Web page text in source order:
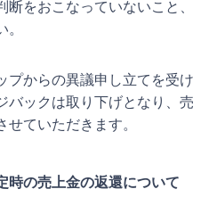
をおこなっていないこと、
プからの異議申し立てを受け
バックは取り下げとなり、売
せていただきます。
時の売上金の返還について